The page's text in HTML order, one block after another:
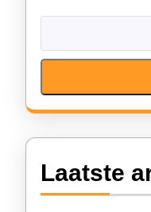
Laatste